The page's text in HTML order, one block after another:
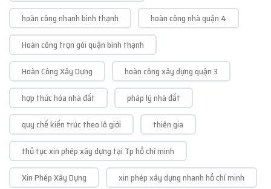
hoàn công nhanh bình thạnh
hoàn công nhà quận 4
Hoàn công trọn gói quận bình thạnh
Hoàn Công Xây Dựng
hoàn công xây dựng quận 3
hợp thức hóa nhà đất
pháp lý nhà đất
quy chế kiến trúc theo lô giới
thiên gia
thủ tục xin phép xây dựng tại Tp hồ chí minh
Xin Phép Xây Dựng
xin phép xây dựng nhanh hồ chí minh